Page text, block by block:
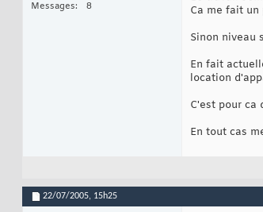
Messages
8
Ca me fait
Sinon niveau
En fait
location
C'est pour ca
En tout cas
22/07/2005, 15h25